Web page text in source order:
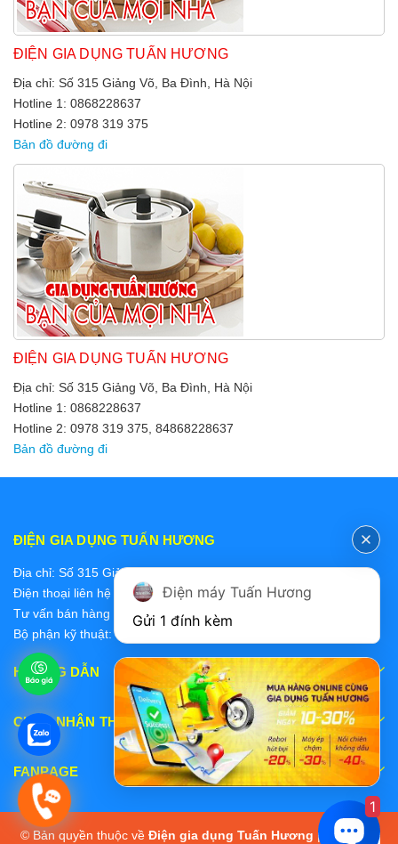
ĐIỆN GIA DỤNG TUẤN HƯƠNG
Địa chỉ: Số 315 Giảng Võ, Ba Đình, Hà Nội
Hotline 1: 0868228637
Hotline 2: 0978 319 375
Bản đồ đường đi
ĐIỆN GIA DỤNG TUẤN HƯƠNG
Địa chỉ: Số 315 Giảng Võ, Ba Đình, Hà Nội
Hotline 1: 0868228637
Hotline 2: 0978 319 375, 84868228637
Bản đồ đường đi
ĐIỆN GIA DỤNG TUẤN HƯƠNG
Địa chỉ: Số 315 Giảng Võ, Ba Đình, Hà Nội
Điện thoại liên hệ các bộ phận:
Tư vấn bán hàng 2: 0868228637
Bộ phận kỹ thuật: 0978 319 375
HƯỚNG DẪN
CHẤP NHẬN THANH TOÁN
FANPAGE
© Bản quyền thuộc về Điện gia dụng Tuấn Hương | Cung cấp
Điện máy Tuấn Hương
Gửi 1 đính kèm
1